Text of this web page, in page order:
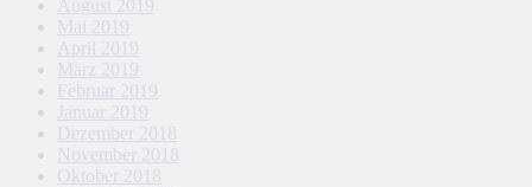
August 2019
Mai 2019
April 2019
März 2019
Februar 2019
Januar 2019
Dezember 2018
November 2018
Oktober 2018